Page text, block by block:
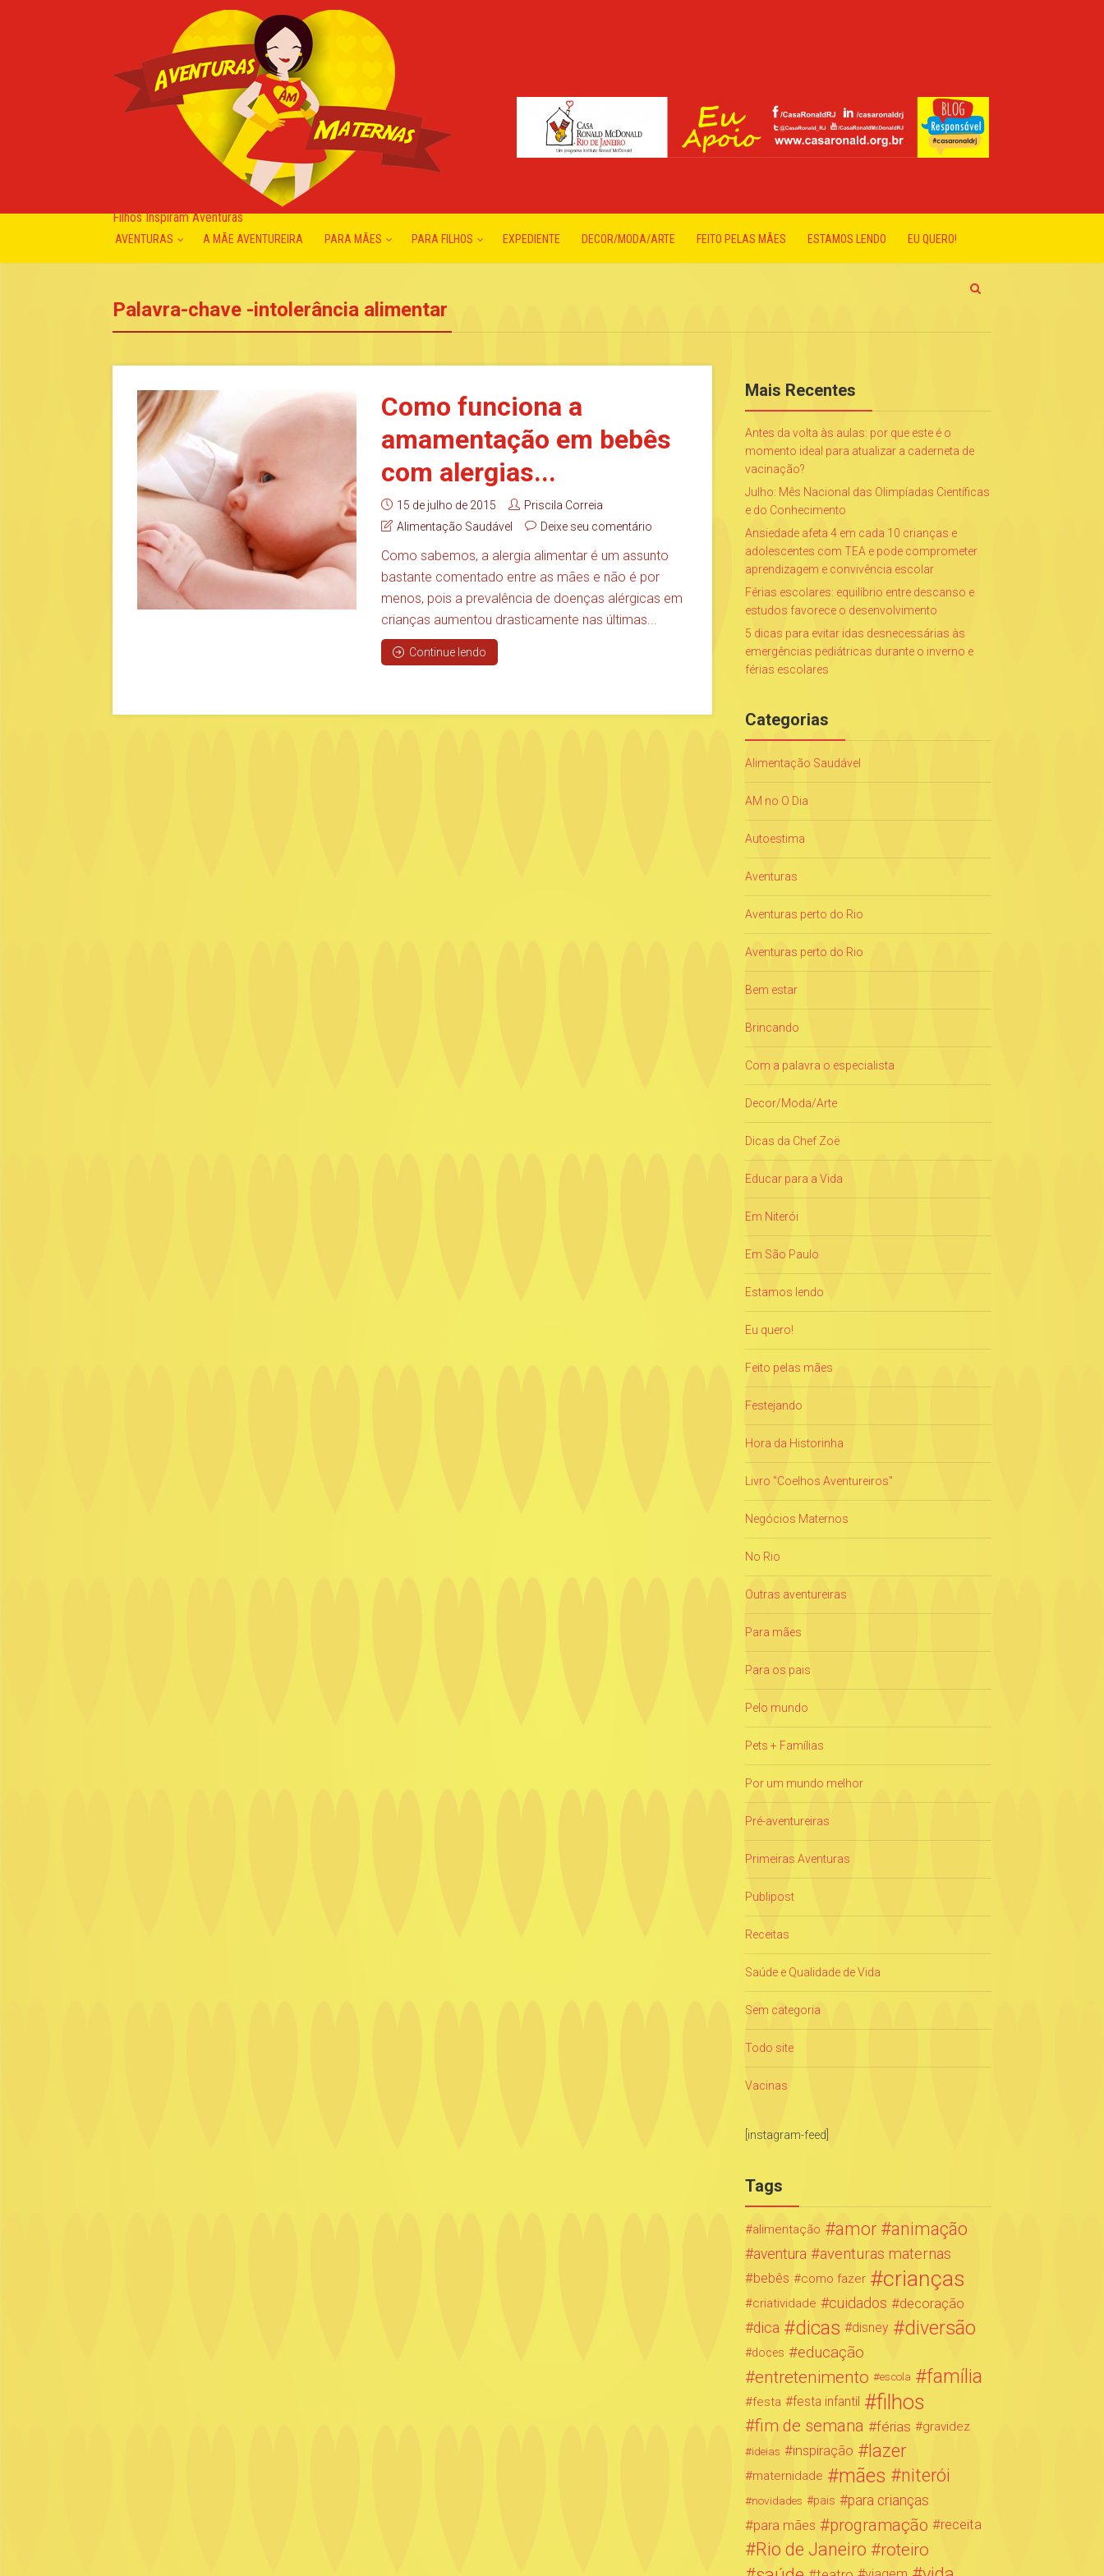
Filhos Inspiram Aventuras
AVENTURAS A MÃE AVENTUREIRA PARA MÃES PARA FILHOS EXPEDIENTE DECOR/MODA/ARTE FEITO PELAS MÃES ESTAMOS LENDO EU QUERO!
Palavra-chave -intolerância alimentar
Como funciona a
amamentação em bebês
com alergias...
15 de julho de 2015
Priscila Correia
Alimentação Saudável
Deixe seu comentário
Como sabemos, a alergia alimentar é um assunto
bastante comentado entre as mães e não é por
menos, pois a prevalência de doenças alérgicas em
crianças aumentou drasticamente nas últimas...
Continue lendo
Mais Recentes
Antes da volta às aulas: por que este é o
momento ideal para atualizar a caderneta de
vacinação?
Julho: Mês Nacional das Olimpíadas Científicas
e do Conhecimento
Ansiedade afeta 4 em cada 10 crianças e
adolescentes com TEA e pode comprometer
aprendizagem e convivência escolar
Férias escolares: equilíbrio entre descanso e
estudos favorece o desenvolvimento
5 dicas para evitar idas desnecessárias às
emergências pediátricas durante o inverno e
férias escolares
Categorias
Alimentação Saudável
AM no O Dia
Autoestima
Aventuras
Aventuras perto do Rio
Aventuras perto do Rio
Bem estar
Brincando
Com a palavra o especialista
Decor/Moda/Arte
Dicas da Chef Zoë
Educar para a Vida
Em Niterói
Em São Paulo
Estamos lendo
Eu quero!
Feito pelas mães
Festejando
Hora da Historinha
Livro "Coelhos Aventureiros"
Negócios Maternos
No Rio
Outras aventureiras
Para mães
Para os pais
Pelo mundo
Pets + Famílias
Por um mundo melhor
Pré-aventureiras
Primeiras Aventuras
Publipost
Receitas
Saúde e Qualidade de Vida
Sem categoria
Todo site
Vacinas
[instagram-feed]
Tags
alimentação amor animação
aventura aventuras maternas
bebês como fazer crianças
criatividade cuidados
decoração
dica
dicas disney diversão
doces educação
entretenimento escola família
festa festa infantil filhos
fim de semana férias gravidez
ideias inspiração lazer
maternidade mães niterói
novidades pais
para crianças
para mães
programação receita
Rio de Janeiro roteiro